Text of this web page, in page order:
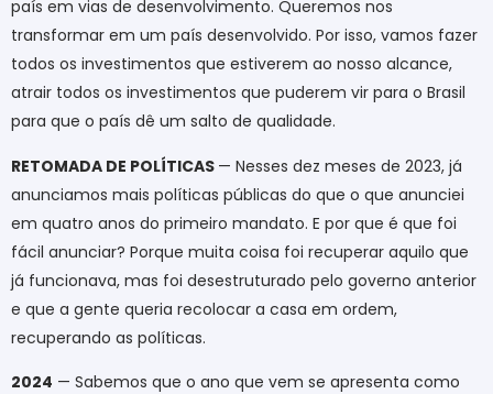
país em vias de desenvolvimento. Queremos nos
transformar em um país desenvolvido. Por isso, vamos fazer
todos os investimentos que estiverem ao nosso alcance,
atrair todos os investimentos que puderem vir para o Brasil
para que o país dê um salto de qualidade.
RETOMADA DE POLÍTICAS — Nesses dez meses de 2023, já
anunciamos mais políticas públicas do que o que anunciei
em quatro anos do primeiro mandato. E por que é que foi
fácil anunciar? Porque muita coisa foi recuperar aquilo que
já funcionava, mas foi desestruturado pelo governo anterior
e que a gente queria recolocar a casa em ordem,
recuperando as políticas.
2024 — Sabemos que o ano que vem se apresenta como